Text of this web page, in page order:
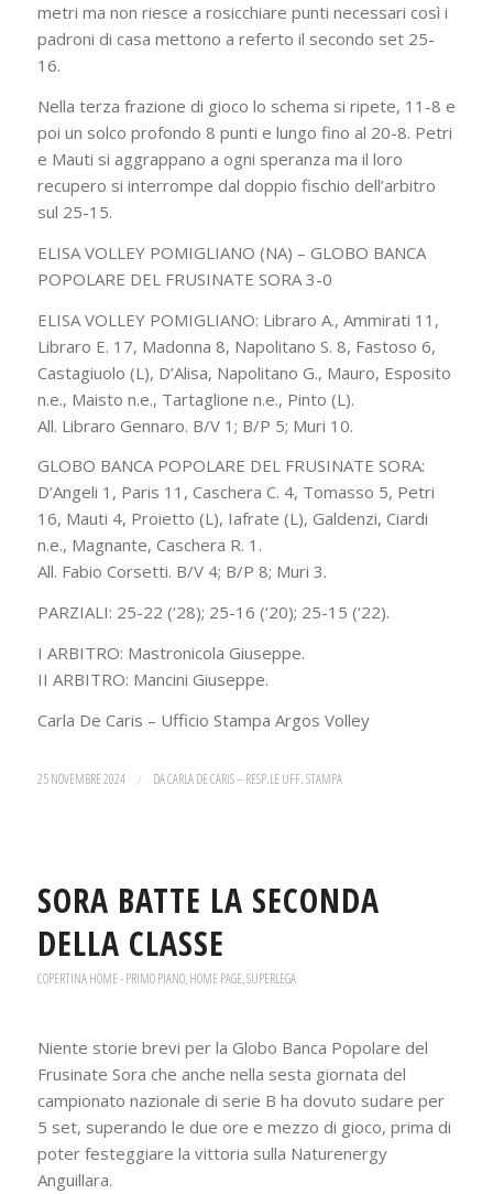
metri ma non riesce a rosicchiare punti necessari così i
padroni di casa mettono a referto il secondo set 25-
16.
Nella terza frazione di gioco lo schema si ripete, 11-8 e
poi un solco profondo 8 punti e lungo fino al 20-8. Petri
e Mauti si aggrappano a ogni speranza ma il loro
recupero si interrompe dal doppio fischio dell’arbitro
sul 25-15.
ELISA VOLLEY POMIGLIANO (NA) – GLOBO BANCA
POPOLARE DEL FRUSINATE SORA 3-0
ELISA VOLLEY POMIGLIANO: Libraro A., Ammirati 11,
Libraro E. 17, Madonna 8, Napolitano S. 8, Fastoso 6,
Castagiuolo (L), D’Alisa, Napolitano G., Mauro, Esposito
n.e., Maisto n.e., Tartaglione n.e., Pinto (L).
All. Libraro Gennaro. B/V 1; B/P 5; Muri 10.
GLOBO BANCA POPOLARE DEL FRUSINATE SORA:
D’Angeli 1, Paris 11, Caschera C. 4, Tomasso 5, Petri
16, Mauti 4, Proietto (L), Iafrate (L), Galdenzi, Ciardi
n.e., Magnante, Caschera R. 1.
All. Fabio Corsetti. B/V 4; B/P 8; Muri 3.
PARZIALI: 25-22 (‘28); 25-16 (‘20); 25-15 (‘22).
I ARBITRO: Mastronicola Giuseppe.
II ARBITRO: Mancini Giuseppe.
Carla De Caris – Ufficio Stampa Argos Volley
25 NOVEMBRE 2024 / DACARLA DE CARIS – RESP.LE UFF. STAMPA
SORA BATTE LA SECONDA
DELLA CLASSE
COPERTINA HOME - PRIMO PIANO,HOME PAGE,SUPERLEGA
Niente storie brevi per la Globo Banca Popolare del
Frusinate Sora che anche nella sesta giornata del
campionato nazionale di serie B ha dovuto sudare per
5 set, superando le due ore e mezzo di gioco, prima di
poter festeggiare la vittoria sulla Naturenergy
Anguillara.